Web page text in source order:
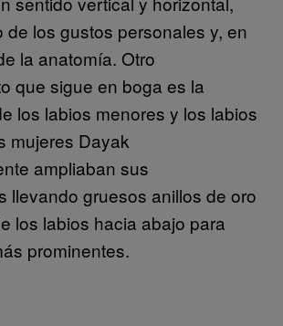
de los gustos personales y, en
la anatomía. Otro
que sigue en boga es la
los labios menores y los labios
mujeres Dayak
ampliaban sus
llevando gruesos anillos de oro
los labios hacia abajo para
prominentes.